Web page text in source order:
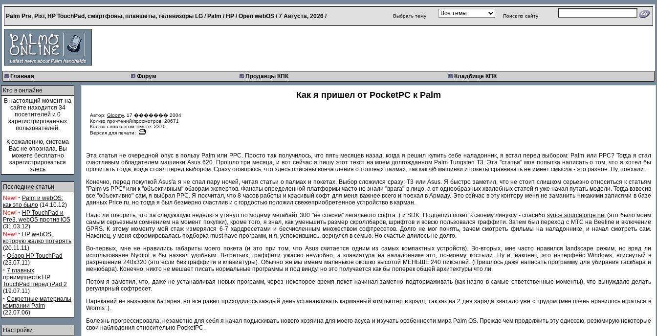
Palm Pre, Pixi, HP TouchPad, смартфоны, планшеты, телевизоры LG / Palm / HP / Open webOS /7 Августа, 2026 / Выбрать тему Поиск по сайту
Главная Форум Продавцы КПК Кладбище КПК
Кто в онлайне
В настоящий момент на
сайте находится 34
посетителей и 0
зарегистрированных
пользователей.
К сожалению, система
Вас не опознала. Вы
можете бесплатно
зарегистрироваться
здесь
Последние статьи
New! · Palm и webOS:
как это было (14.10.12)
New! · HP TouchPad и
Pre3. webOS против iOS
(31.03.12)
New! · HP webOS,
которую жалко потерять
(20.11.11)
· Обзор HP TouchPad
(23.07.11)
· 7 главных
преимуществ HP
TouchPad перед iPad 2
(19.07.11)
· Секретные материалы
компании Palm
(22.07.06)
Настройки
Как я пришел от PocketPC к Palm
Автор: Gloomy, 17 ������� 2004
Кол-во прочтений/просмотров: 28671
Кол-во слов в этом тексте: 2370
Версия для печати:
Эта статья не очередной опус в пользу Palm или PPC. Просто так получилось, что пять месяцев назад, когда я решил купить себе наладонник, я встал перед выбором: Palm или PPC? Тогда я стал
счастливым обладателем машинки Asus 620. Прошло три месяца, и вот сейчас я пишу этот текст на моем долгожданном Palm Tungsten T3. Эта "статья" моя попытка написать о том, что я хотел бы
прочитать тогда, когда стоял перед выбором. Сразу оговорюсь, что здесь описаны впечатления о топовых палмах, так как ч/б машинки и покеты сравнивать не имеет смысла - это разное. Ну, поехали..
Конечно, перед покупкой Asus'a я не спал пару ночей, читая статьи о палмах и покетах. Выбор сложился сразу: T3 или Asus. Я быстро заметил, что не стоит слишком серьезно относиться к статьям
"Palm vs PPC" или к "объективным" обзорам экспертов. Фанаты определенной платформы часто не знали "врага" в лицо, а от однообразных хвалебных статей я уже начал путать модели. Тогда взвесив
все "объективно" сам, я выбрал PPC. Я посчитал, что 8 часов работы и красивый софт для меня важнее всего и поехал в Армаду. Это сейчас в эту контору меня не заманить никакими записями в базе
данных Price.ru, но тогда я был безмерно счастлив и с гордостью положил свежеприобретенное устройство в карман.
Надо ли говорить, что за следующую неделю я утянул по модему мегабайт 300 "не совсем" легального софта :) и SDK. Подцепил покет к своему линуксу - спасибо synce.sourceforge.net(это было моим
самым серьезным сомнением на момент покупки), кроме того, я знал, как уменьшить размер скроллбаров, шрифтов и вовсю пользовался граффити. Затем был переход с МТС на Beeline и включение
GPRS. К этому моменту мой стаж измерялся 6-7 хардресетами и бесчисленным множеством софтресетов. Долго не мог понять, зачем смотреть фильмы на наладоннике, и начал смотреть сам.
Наконец, у меня сформировалась подборка must have программ, и я, успокоившись, вернулся в семью. Но счастье длилось не долго.
Во-первых, мне не нравились габариты моего покета (и это при том, что Asus считается одним из самых компактных устройств). Во-вторых, мне часто нравился landscape режим, но вряд ли
использование Nyditot я бы назвал удобным. В-третьих, граффити ужасно неудобно, а клавиатура на наладоннике это, по-моему, костыли. Ну и, наконец, это интерфейс Windows, втиснутый в
разрешение 240х320 (это если без граффити и клавиатуры). Обычно же мы имеем маленькое окошко высотой МЕНЬШЕ 240 пикселей. (Пришлось даже написать программу для убирания таскбара и
менюбара). Конечно, никто не мешает писать нормальные программы и под винду, но это получается как бы поперек общей архитектуры что ли.
Потом я заметил, что, даже не устанавливая новых программ, через некоторое время покет начинал заметно подтормаживать (как назло в самые ответственные моменты), что вынуждало делать
регулярный софтресет.
Нареканий не вызывала батарея, но все равно приходилось каждый день устанавливать карманный компьютер в крэдл, так как на 2 дня заряда хватало уже с трудом (мне очень нравилось играться в
Worms :).
Болезнь прогрессировала, незаметно для себя я начал подыскивать нового хозяина для моего асуса и изучать особенности мира Palm OS. Прежде чем продолжить эту одиссею, резюмирую некоторые
свои наблюдения относительно PocketPC.